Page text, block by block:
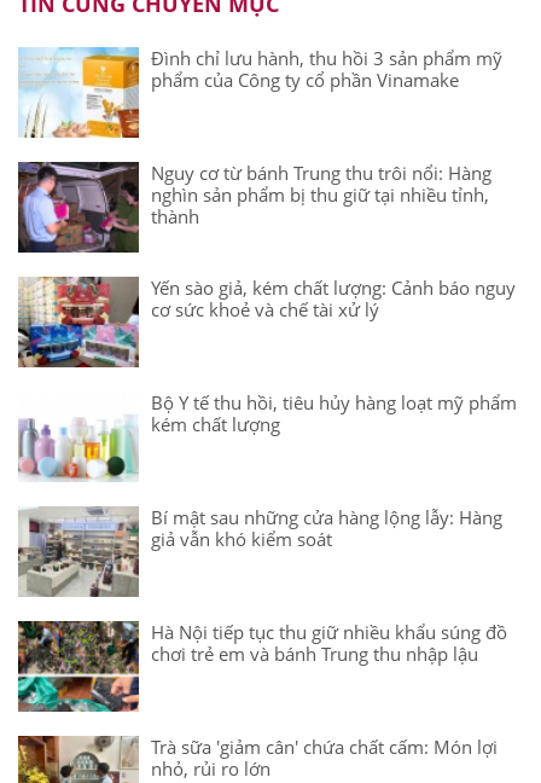
Đình chỉ lưu hành, thu hồi 3 sản phẩm mỹ
phẩm của Công ty cổ phần Vinamake
Nguy cơ từ bánh Trung thu trôi nổi: Hàng
nghìn sản phẩm bị thu giữ tại nhiều tỉnh,
thành
Yến sào giả, kém chất lượng: Cảnh báo nguy
cơ sức khoẻ và chế tài xử lý
Bộ Y tế thu hồi, tiêu hủy hàng loạt mỹ phẩm
kém chất lượng
Bí mật sau những cửa hàng lộng lẫy: Hàng
giả vẫn khó kiểm soát
Hà Nội tiếp tục thu giữ nhiều khẩu súng đồ
chơi trẻ em và bánh Trung thu nhập lậu
Trà sữa 'giảm cân' chứa chất cấm: Món lợi
nhỏ, rủi ro lớn